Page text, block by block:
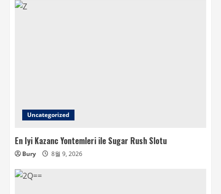
Uncategorized
En Iyi Kazanc Yontemleri ile Sugar Rush Slotu
Bury 8월 9, 2026